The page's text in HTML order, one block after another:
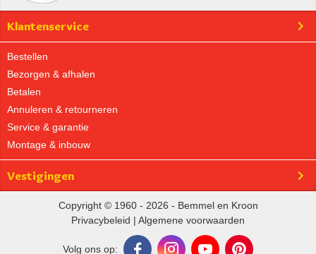
Klantenservice
Bestellen
Bezorgen & afhalen
Betalen
Annuleren & retourneren
Service & garantie
Montage & inbouw
Vestigingen
Copyright © 1960 - 2026 - Bemmel en Kroon
Privacybeleid | Algemene voorwaarden
Volg ons op: